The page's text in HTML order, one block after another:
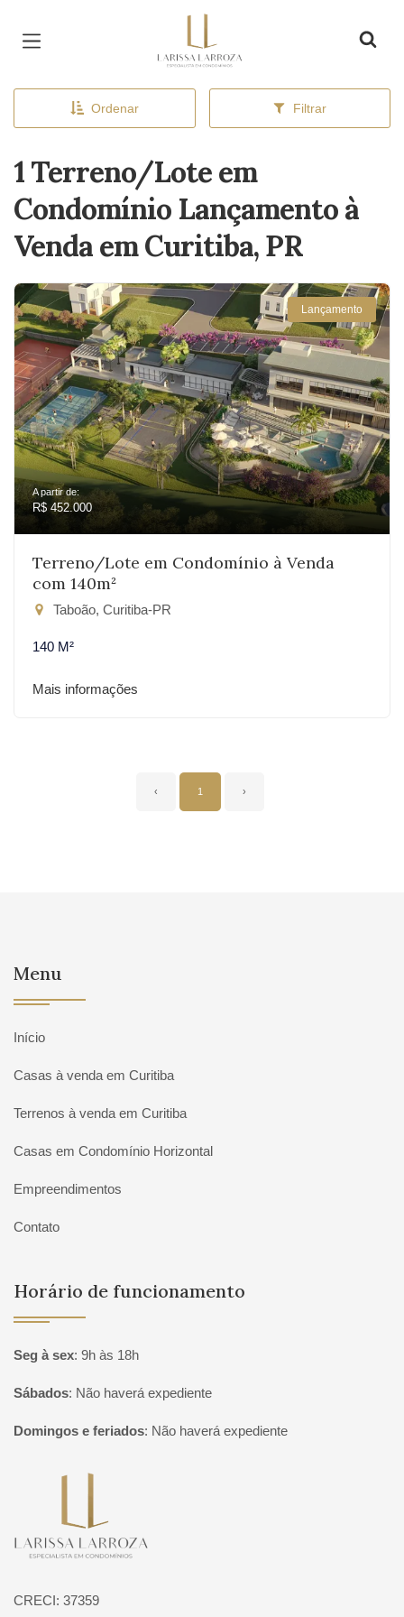
Ordenar Filtrar
1 Terreno/Lote em
Condomínio Lançamento à
Venda em Curitiba, PR
Lançamento
A partir de:
R$ 452.000
Terreno/Lote em Condomínio à Venda
com 140m²
Taboão, Curitiba-PR
140 M²
Mais informações
‹ 1 ›
Menu
Início
Casas à venda em Curitiba
Terrenos à venda em Curitiba
Casas em Condomínio Horizontal
Empreendimentos
Contato
Horário de funcionamento
Seg à sex: 9h às 18h
Sábados: Não haverá expediente
Domingos e feriados: Não haverá expediente
CRECI: 37359